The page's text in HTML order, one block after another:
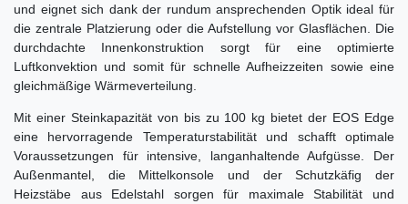
und eignet sich dank der rundum ansprechenden Optik ideal für
die zentrale Platzierung oder die Aufstellung vor Glasflächen. Die
durchdachte Innenkonstruktion sorgt für eine optimierte
Luftkonvektion und somit für schnelle Aufheizzeiten sowie eine
gleichmäßige Wärmeverteilung.
Mit einer Steinkapazität von bis zu 100 kg bietet der EOS Edge
eine hervorragende Temperaturstabilität und schafft optimale
Voraussetzungen für intensive, langanhaltende Aufgüsse. Der
Außenmantel, die Mittelkonsole und der Schutzkäfig der
Heizstäbe aus Edelstahl sorgen für maximale Stabilität und